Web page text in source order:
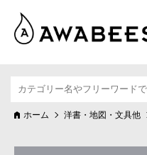
ホーム 洋書・地図・文具他